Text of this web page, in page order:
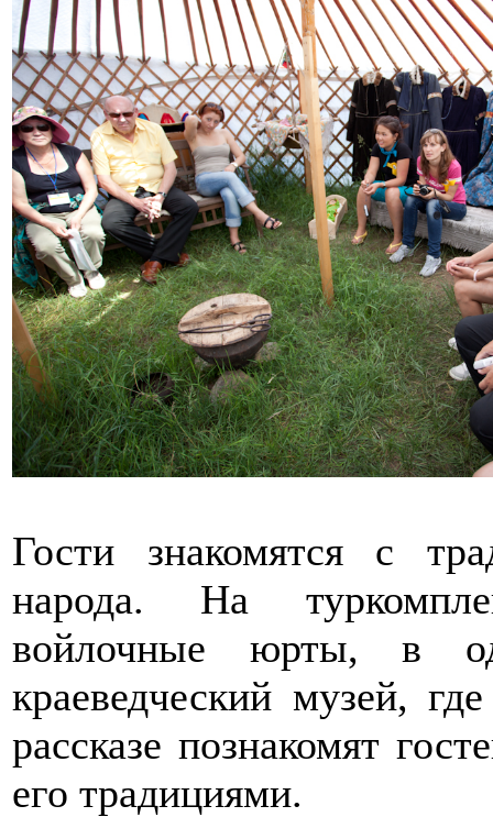
Гости знакомятся с
народа. На
войлочные юрты, в
краеведческий музей,
рассказе познакомят
его традициями.